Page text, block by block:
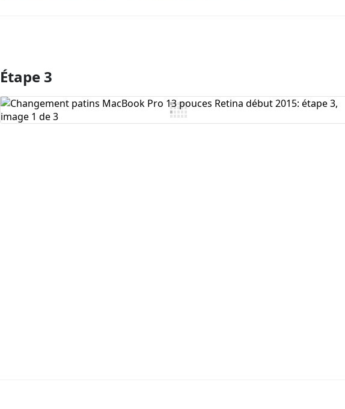
Ajouter un commentaire
Étape 3